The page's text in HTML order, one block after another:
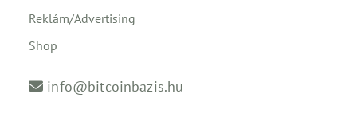
Reklám/Advertising
Shop
info@bitcoinbazis.hu